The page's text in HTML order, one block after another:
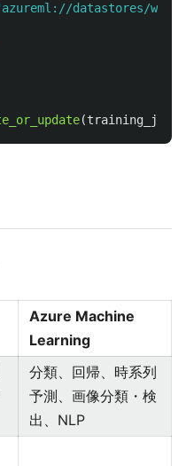
azureml://datastores/
(training_job
Azure Machine
Learning
分類、回帰、時系列
予測、画像分類・検
出、NLP